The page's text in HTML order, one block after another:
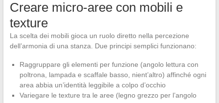
Creare micro-aree con mobili e
texture
La scelta dei mobili gioca un ruolo diretto nella percezione
dell’armonia di una stanza. Due principi semplici funzionano:
Raggruppare gli elementi per funzione (angolo lettura con
poltrona, lampada e scaffale basso, nient’altro) affinché ogni
area abbia un’identità leggibile a colpo d’occhio
Variegare le texture tra le aree (legno grezzo per l’angolo